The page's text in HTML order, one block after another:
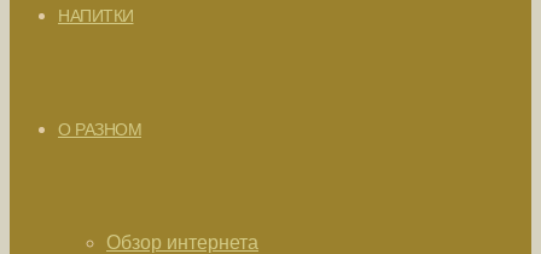
НАПИТКИ
О РАЗНОМ
Обзор интернета